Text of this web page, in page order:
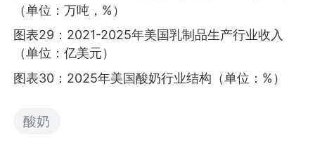
（单位：万吨，%）
图表29：2021-2025年美国乳制品生产行业收入
（单位：亿美元）
图表30：2025年美国酸奶行业结构（单位：%）
酸奶